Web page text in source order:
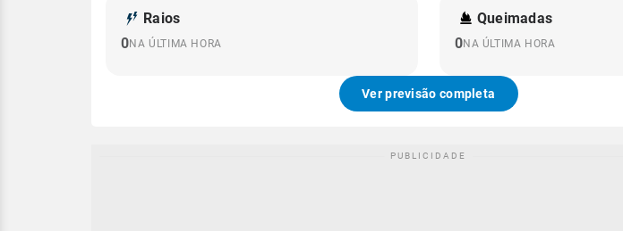
Raios
0NA ÚLTIMA HORA
Queimadas
0NA ÚLTIMA HORA
Ver previsão completa